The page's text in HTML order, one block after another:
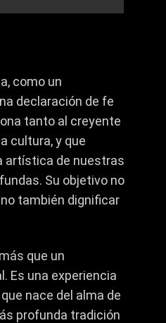
como un
declaración de fe
tanto al creyente
cultura, y que
artística de nuestras
Su objetivo no
también dignificar
que un
Es una experiencia
nace del alma de
profunda tradición